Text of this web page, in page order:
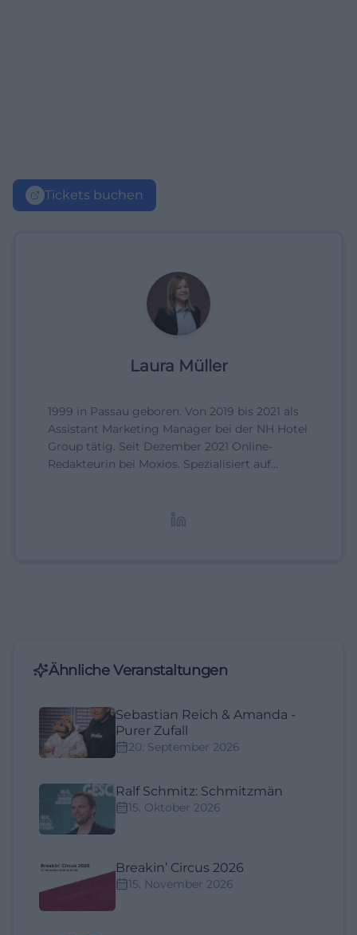
Tickets buchen
Laura Müller
1999 in Passau geboren. Von 2019 bis 2021 als
Assistant Marketing Manager bei der NH Hotel
Group tätig. Seit Dezember 2021 Online-
Redakteurin bei Moxios. Spezialisiert auf
Ähnliche Veranstaltungen
Sebastian Reich & Amanda -
Purer Zufall
20. September 2026
Ralf Schmitz: Schmitzmän
15. Oktober 2026
Breakin’ Circus 2026
15. November 2026